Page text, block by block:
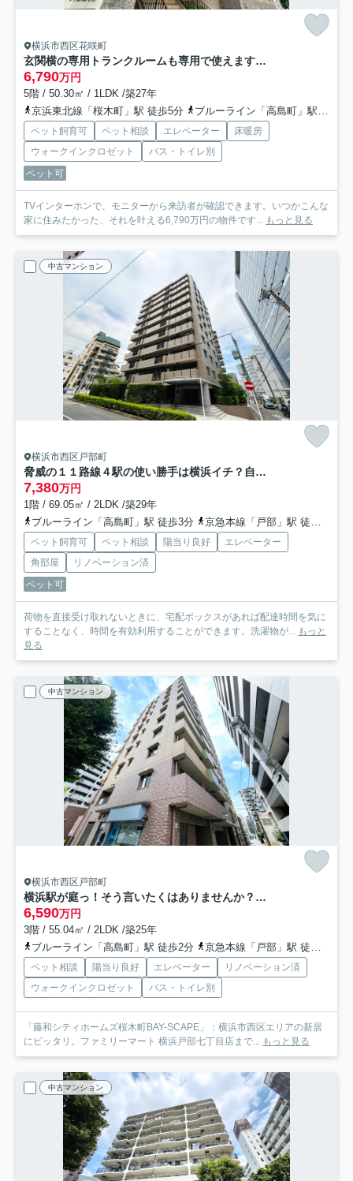
横浜市西区花咲町
玄関横の専用トランクルームも専用で使えます。一人で住まうにもDINKSで住まうにもどっちも余裕！！ちょっとしたカウンターでお仕事する姿は何だかカッコイイ！な、『ヴィルヌーブ横浜・紅葉坂』リノベーション
6,790万円
5階 / 50.30㎡ / 1LDK /築27年
京浜東北線「桜木町」駅 徒歩5分
ブルーライン「高島町」駅 徒歩11分
ペット飼育可 ペット相談 エレベーター
床暖房
ウォークインクロゼット
バス・トイレ別
ペット可
TVインターホンで、モニターから来訪者が確認できます。いつかこんな
家に住みたかった、それを叶える6,790万円の物件です... もっと見る
中古マンション
横浜市西区戸部町
脅威の１１路線４駅の使い勝手は横浜イチ？自分専用の庭でなにしましょう？？収納豊富で生活のしやすさもOK！！室内はもちろんですが、実際に見て見て見て！な、『シャリエ横浜ベイグランデ』リノベーション
7,380万円
1階 / 69.05㎡ / 2LDK /築29年
ブルーライン「高島町」駅 徒歩3分
京急本線「戸部」駅 徒歩7分
ペット飼育可 ペット相談 陽当り良好
エレベーター
角部屋
リノベーション済
ペット可
荷物を直接受け取れないときに、宅配ボックスがあれば配達時間を気に
することなく、時間を有効利用することができます。洗濯物が... もっと
見る
中古マンション
横浜市西区戸部町
横浜駅が庭っ！そう言いたくはありませんか？この辺りでワンちゃんの散歩をしている方を見かけると、勝ち組やなぁ～ってつい思っちゃう。それが、『藤和シティホームズ桜木町BAY-SCAPE』リノベーション
6,590万円
3階 / 55.04㎡ / 2LDK /築25年
ブルーライン「高島町」駅 徒歩2分
京急本線「戸部」駅 徒歩4分
ペット相談 陽当り良好 エレベーター
リノベーション済
ウォークインクロゼット
バス・トイレ別
「藤和シティホームズ桜木町BAY-SCAPE」：横浜市西区エリアの新居
にピッタリ。ファミリーマート 横浜戸部七丁目店まで... もっと見る
中古マンション